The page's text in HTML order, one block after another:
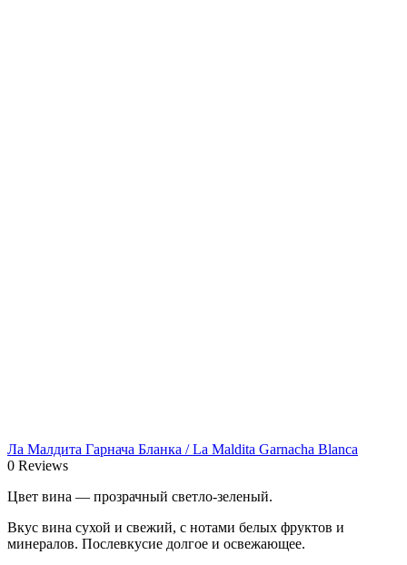
Ла Малдита Гарнача Бланка / La Maldita Garnacha Blanca
0 Reviews
Цвет вина — прозрачный светло-зеленый.
Вкус вина сухой и свежий, с нотами белых фруктов и
минералов. Послевкусие долгое и освежающее.